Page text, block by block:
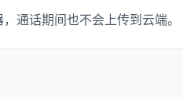
通话期间也不会上传到云端。